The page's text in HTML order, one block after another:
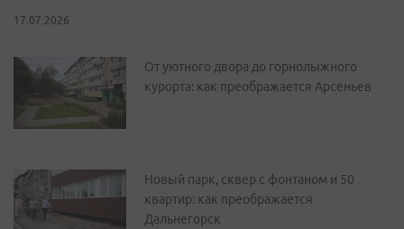
17.07.2026
От уютного двора до горнолыжного
курорта: как преображается Арсеньев
Новый парк, сквер с фонтаном и 50
квартир: как преображается
Дальнегорск